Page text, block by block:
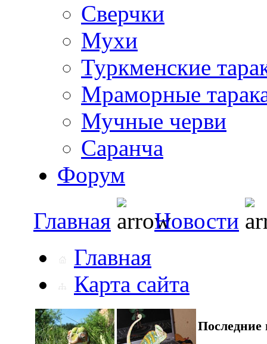
Сверчки
Мухи
Туркменские
Мраморные
Мучные черви
Саранча
Форум
Главная
Новости
Главная
Карта сайта
Последние